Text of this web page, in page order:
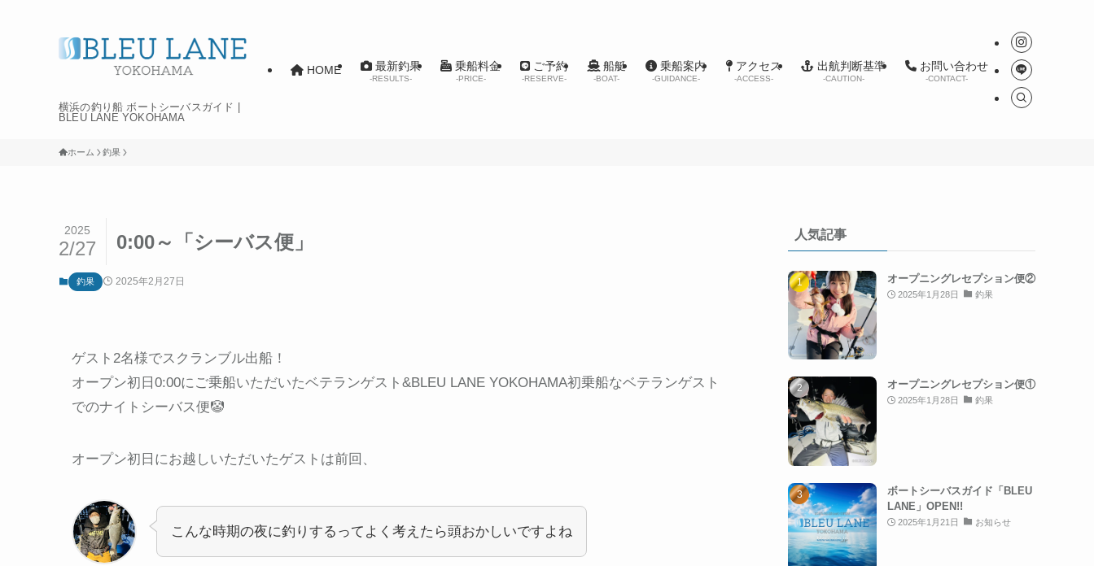
横浜の釣り船 ボートシーバスガイド |
BLEU LANE YOKOHAMA
HOME 最新釣果
-RESULTS-
乗船料金
-PRICE-
ご予約
-RESERVE-
船艇
-BOAT-
乗船案内
-GUIDANCE-
アクセス
-ACCESS-
出航判断基準
-CAUTION-
お問い合わせ
-CONTACT-
ホーム 釣果
0:00～「シーバス便」
2025
2/27
釣果 2025年2月27日
ゲスト2名様でスクランブル出船！
オープン初日0:00にご乗船いただいたベテランゲスト&BLEU LANE YOKOHAMA初乗船なベテランゲスト
でのナイトシーバス便🤡
オープン初日にお越しいただいたゲストは前回、
こんな時期の夜に釣りするってよく考えたら頭おかしいですよね
人気記事
オープニングレセプション便②
2025年1月28日 釣果
オープニングレセプション便①
2025年1月28日 釣果
ボートシーバスガイド「BLEU
LANE」OPEN!!
2025年1月21日 お知らせ